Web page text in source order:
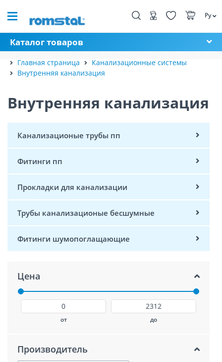
Ру
Каталог товаров
Главная страница
Канализационные системы
Внутренняя канализация
Внутренняя канализация
Канализационые трубы пп
Фитинги пп
Прокладки для канализации
Трубы канализационые бесшумные
Фитинги шумопоглащающие
Цена
от до
Производитель